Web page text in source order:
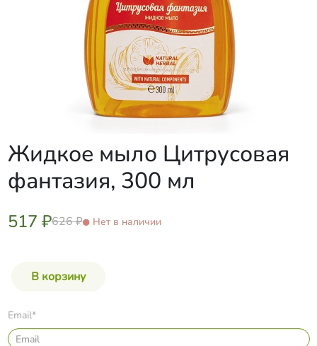
Жидкое мыло Цитрусовая
фантазия, 300 мл
517 ₽626 ₽ Нет в наличии
Email*